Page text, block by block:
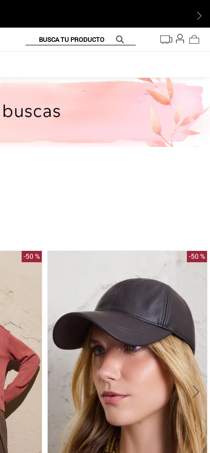
BUSCA TU PRODUCTO
-50 % -50 %